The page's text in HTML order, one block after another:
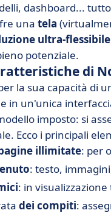
dashboard...
una tela
ultra-flessibile
potenziale.
di
la sua capacità di
in un'unica
imposto: si
Ecco i principali
illimitate: per
: testo,
: in
dei compiti: